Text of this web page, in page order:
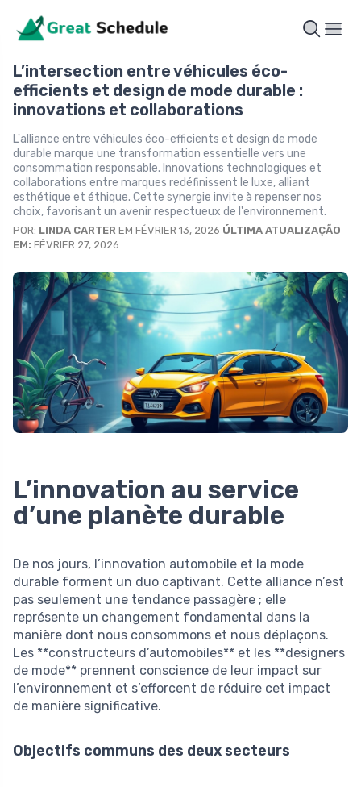
L’intersection entre véhicules éco-
efficients et design de mode durable :
innovations et collaborations
L'alliance entre véhicules éco-efficients et design de mode
durable marque une transformation essentielle vers une
consommation responsable. Innovations technologiques et
collaborations entre marques redéfinissent le luxe, alliant
esthétique et éthique. Cette synergie invite à repenser nos
choix, favorisant un avenir respectueux de l'environnement.
POR: LINDA CARTER EM FÉVRIER 13, 2026 ÚLTIMA ATUALIZAÇÃO
EM: FÉVRIER 27, 2026
L’innovation au service
d’une planète durable
De nos jours, l’innovation automobile et la mode
durable forment un duo captivant. Cette alliance n’est
pas seulement une tendance passagère ; elle
représente un changement fondamental dans la
manière dont nous consommons et nous déplaçons.
Les **constructeurs d’automobiles** et les **designers
de mode** prennent conscience de leur impact sur
l’environnement et s’efforcent de réduire cet impact
de manière significative.
Objectifs communs des deux secteurs